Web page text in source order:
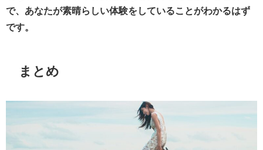
で、あなたが素晴らしい体験をしていることがわかるはず
です。
まとめ